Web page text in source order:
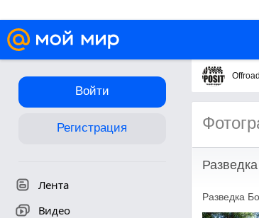
Войти
Регистрация
Лента
Видео
Разведка